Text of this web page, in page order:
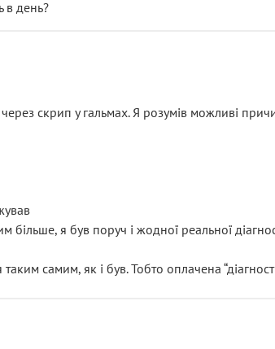
в день?
скрип у гальмах. Я розумів можливі
більше, я був поруч і жодної реальної
самим, як і був. Тобто оплачена